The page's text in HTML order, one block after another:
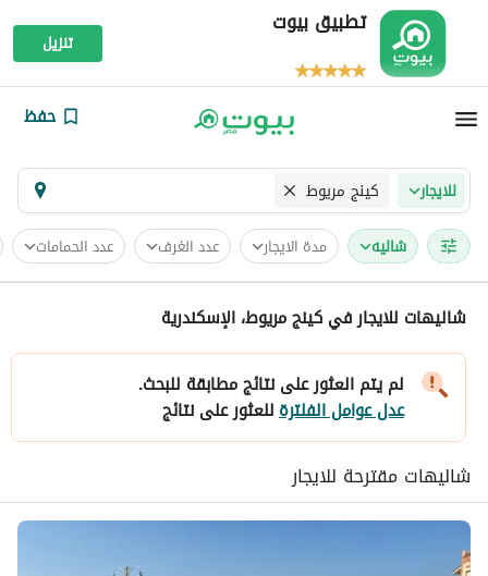
تطبيق بيوت
تنزيل
حفظ
للايجار كينج مريوط
شاليه مدة الايجار عدد الغرف عدد الحمامات
شاليهات للايجار في كينج مريوط، الإسكندرية
لم يتم العثور على نتائج مطابقة للبحث.
عدل عوامل الفلترةللعثور على نتائج
شاليهات مقترحة للايجار